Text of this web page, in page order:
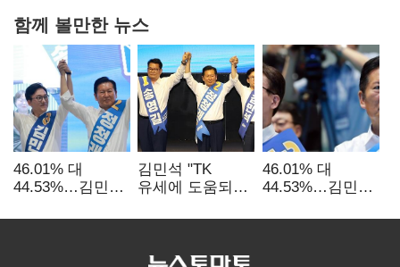
함께 볼만한 뉴스
46.01% 대
44.53%…김민석·
'초박빙'(종합
김민석 "TK
유세에 도움되는
"벌써 대표된 양
46.01% 대
44.53%…김민석·
'초박빙'(종합)